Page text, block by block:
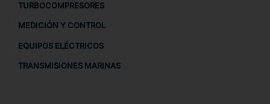
TURBOCOMPRESORES
MEDICIÓN Y CONTROL
EQUIPOS ELÉCTRICOS
TRANSMISIONES MARINAS